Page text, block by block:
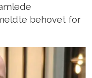
behovet for